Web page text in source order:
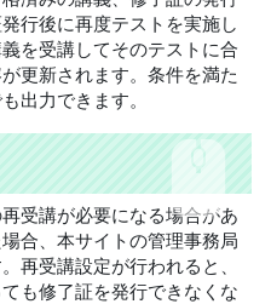
行後に再度テストを実施し
を受講してそのテストに合
更新されます。条件を満た
出力できます。
受講が必要になる場合があ
合、本サイトの管理事務局
再受講設定が行われると、
も修了証を発行できなくな